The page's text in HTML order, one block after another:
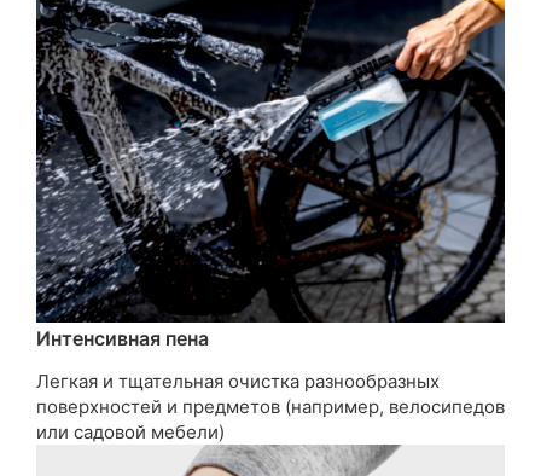
Интенсивная пена
Легкая и тщательная очистка разнообразных
поверхностей и предметов (например, велосипедов
или садовой мебели)